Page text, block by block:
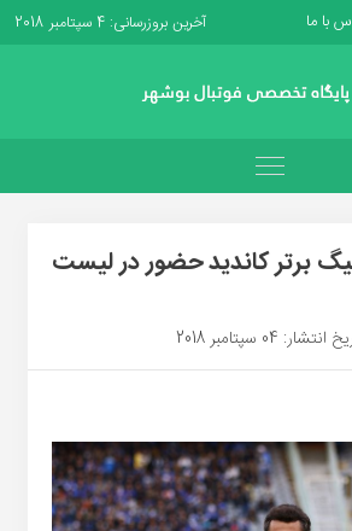
با ما آخرین بروزرسانی: 4 سپتامبر 2018
لیگ برتر کاندید حضور در لیست
04 سپتامبر 2018